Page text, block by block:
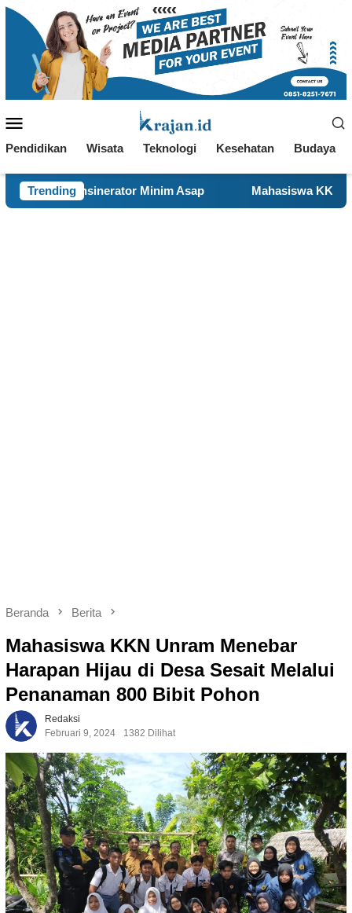
Loncat
Mobile
Pendidikan Wisata Teknologi Kesehatan Budaya
Trending
Asap Mahasiswa KKN 29 UINSA Perbarui
Beranda Berita
Mahasiswa KKN Unram Menebar
Harapan Hijau di Desa Sesait Melalui
Penanaman 800 Bibit Pohon
Redaksi
Februari 9, 2024
1382 Dilihat